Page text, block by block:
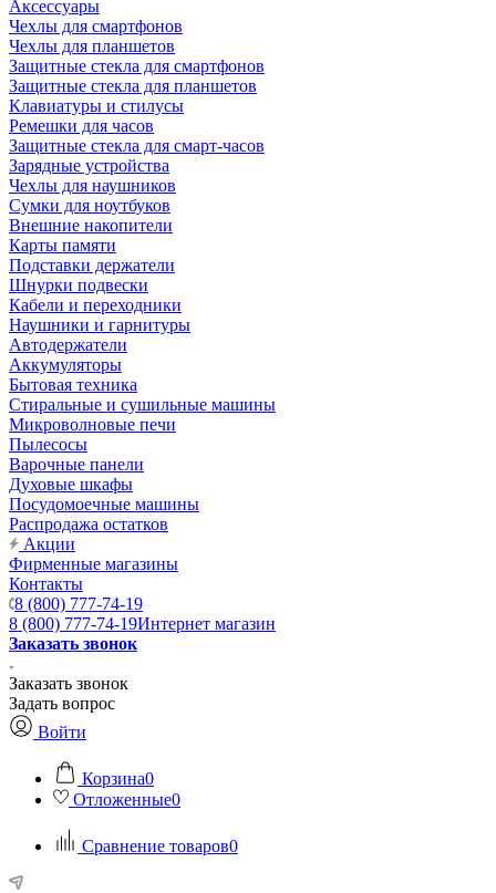
Аксессуары
Чехлы для смартфонов
Чехлы для планшетов
Защитные стекла для смартфонов
Защитные стекла для планшетов
Клавиатуры и стилусы
Ремешки для часов
Защитные стекла для смарт-часов
Зарядные устройства
Чехлы для наушников
Сумки для ноутбуков
Внешние накопители
Карты памяти
Подставки держатели
Шнурки подвески
Кабели и переходники
Наушники и гарнитуры
Автодержатели
Аккумуляторы
Бытовая техника
Стиральные и сушильные машины
Микроволновые печи
Пылесосы
Варочные панели
Духовые шкафы
Посудомоечные машины
Распродажа остатков
Акции
Фирменные магазины
Контакты
8 (800) 777-74-19
8 (800) 777-74-19Интернет магазин
Заказать звонок
Заказать звонок
Задать вопрос
Войти
Корзина0
Отложенные0
Сравнение товаров0